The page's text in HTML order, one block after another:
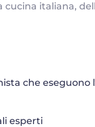
cucina italiana,
che eseguono
esperti